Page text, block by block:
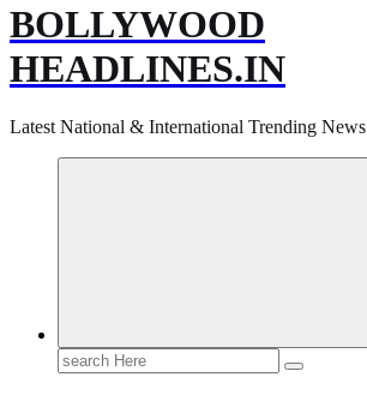
BOLLYWOOD
HEADLINES.IN
Latest National & International Trending News
Search
for: